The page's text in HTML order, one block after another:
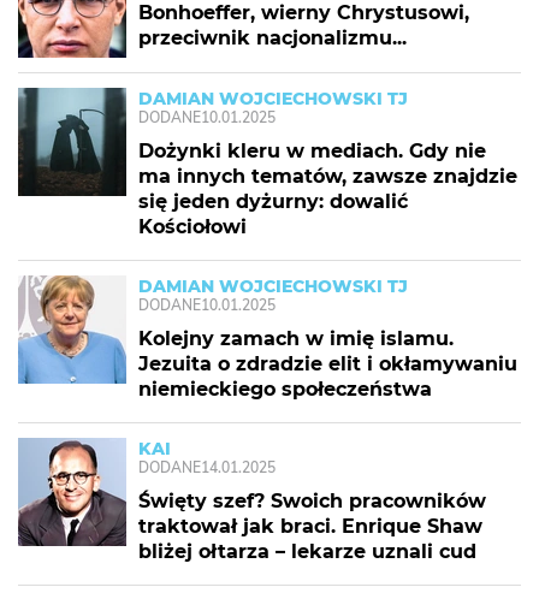
Bonhoeffer, wierny Chrystusowi,
przeciwnik nacjonalizmu...
DAMIAN WOJCIECHOWSKI TJ
DODANE10.01.2025
Dożynki kleru w mediach. Gdy nie
ma innych tematów, zawsze znajdzie
się jeden dyżurny: dowalić
Kościołowi
DAMIAN WOJCIECHOWSKI TJ
DODANE10.01.2025
Kolejny zamach w imię islamu.
Jezuita o zdradzie elit i okłamywaniu
niemieckiego społeczeństwa
KAI
DODANE14.01.2025
Święty szef? Swoich pracowników
traktował jak braci. Enrique Shaw
bliżej ołtarza – lekarze uznali cud